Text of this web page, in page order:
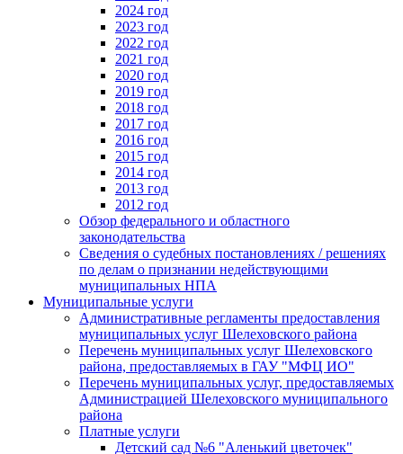
2024 год
2023 год
2022 год
2021 год
2020 год
2019 год
2018 год
2017 год
2016 год
2015 год
2014 год
2013 год
2012 год
Обзор федерального и областного
законодательства
Сведения о судебных постановлениях / решениях
по делам о признании недействующими
муниципальных НПА
Муниципальные услуги
Административные регламенты предоставления
муниципальных услуг Шелеховского района
Перечень муниципальных услуг Шелеховского
района, предоставляемых в ГАУ "МФЦ ИО"
Перечень муниципальных услуг, предоставляемых
Администрацией Шелеховского муниципального
района
Платные услуги
Детский сад №6 "Аленький цветочек"